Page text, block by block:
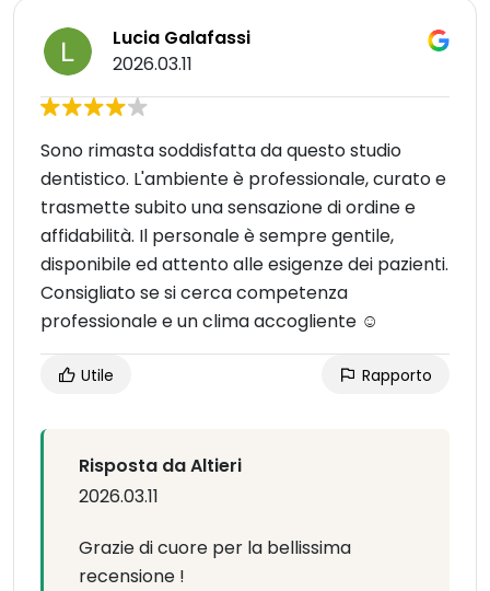
Lucia Galafassi
2026.03.11
Sono rimasta soddisfatta da questo studio
dentistico. L'ambiente è professionale, curato e
trasmette subito una sensazione di ordine e
affidabilità. Il personale è sempre gentile,
disponibile ed attento alle esigenze dei pazienti.
Consigliato se si cerca competenza
professionale e un clima accogliente ☺️
Utile Rapporto
Risposta da Altieri
2026.03.11
Grazie di cuore per la bellissima
recensione !